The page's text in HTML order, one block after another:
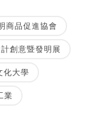
商品促進協會
創意暨發明展
化大學
業